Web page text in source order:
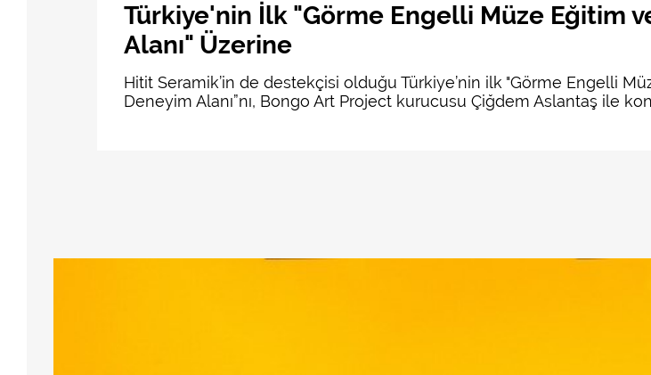
Türkiye'nin İlk "Görme Engelli Müze Eğitim
Alanı" Üzerine
Hitit Seramik’in de destekçisi olduğu Türkiye’nin ilk "Görme Engelli
Deneyim Alanı”nı, Bongo Art Project kurucusu Çiğdem Aslantaş ile